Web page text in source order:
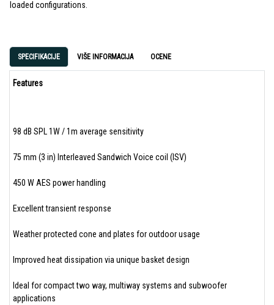
loaded configurations.
SPECIFIKACIJE VIŠE INFORMACIJA OCENE
Features
98 dB SPL 1W / 1m average sensitivity
75 mm (3 in) Interleaved Sandwich Voice coil (ISV)
450 W AES power handling
Excellent transient response
Weather protected cone and plates for outdoor usage
Improved heat dissipation via unique basket design
Ideal for compact two way, multiway systems and subwoofer
applications